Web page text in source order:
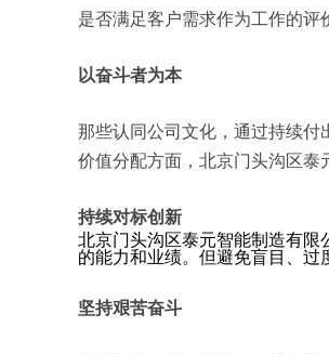
是否满足客户需求作为工作的评
以奋斗者为本
那些认同公司文化，通过持续付
价值分配方面，北京门头沟区泰
持续对标创新
北京门头沟区泰元智能制造有限
的能力和业绩。但避免盲目、过
坚持艰苦奋斗